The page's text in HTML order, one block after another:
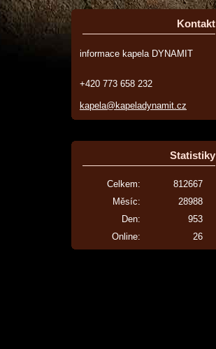
Kontakt
informace kapela DYNAMIT
+420 773 658 232
kapela@kapeladynamit.cz
Statistiky
Online: 26
Celkem:
812667
Měsíc:
28988
Den:
953